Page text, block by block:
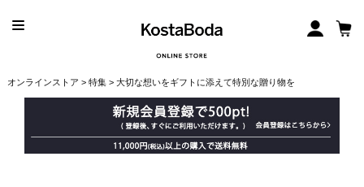
オンラインストア > 特集> 大切な想いをギフトに添えて特別な贈り物を